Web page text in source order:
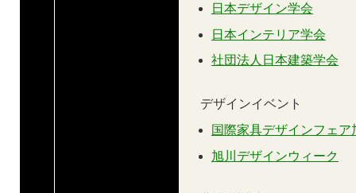
日本デザイン学会
日本インテリア学会
社団法人日本建築学会
デザインイベント
国際家具デザインフェア
旭川デザインウィーク